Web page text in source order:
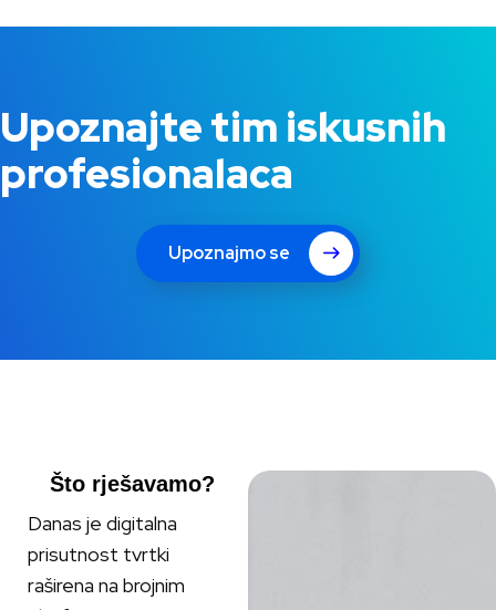
Upoznajte tim iskusnih
profesionalaca
Upoznajmo se
Što rješavamo?
Danas je digitalna
prisutnost tvrtki
raširena na brojnim